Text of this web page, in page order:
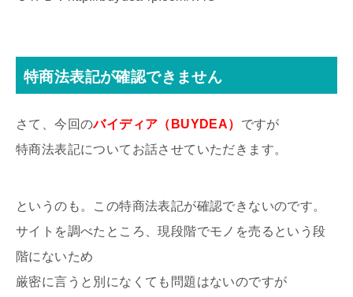
特商法表記が確認できません
さて、今回のバイディア（BUYDEA） ですが
特商法表記についてお話させていただきます。
というのも。この特商法表記が確認できないのです。
サイトを調べたところ、現段階でモノを売るという段
階にないため
厳密に言うと別になくても問題はないのですが